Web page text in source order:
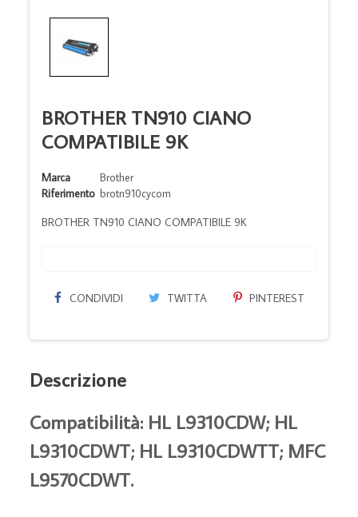
BROTHER TN910 CIANO
COMPATIBILE 9K
Marca
Brother
Riferimento brotn910cycom
BROTHER TN910 CIANO COMPATIBILE 9K
CONDIVIDI TWITTA PINTEREST
Descrizione
Compatibilità: HL L9310CDW; HL
L9310CDWT; HL L9310CDWTT; MFC
L9570CDWT.